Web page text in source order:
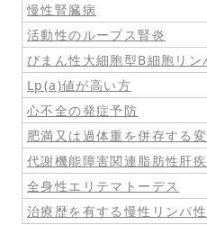
慢性腎臓病
活動性のループス腎炎
びまん性大細胞型B細胞リン
Lp(a)値が高い方
心不全の発症予防
肥満又は過体重を併存する
代謝機能障害関連脂肪性肝
全身性エリテマトーデス
治療歴を有する慢性リンパ